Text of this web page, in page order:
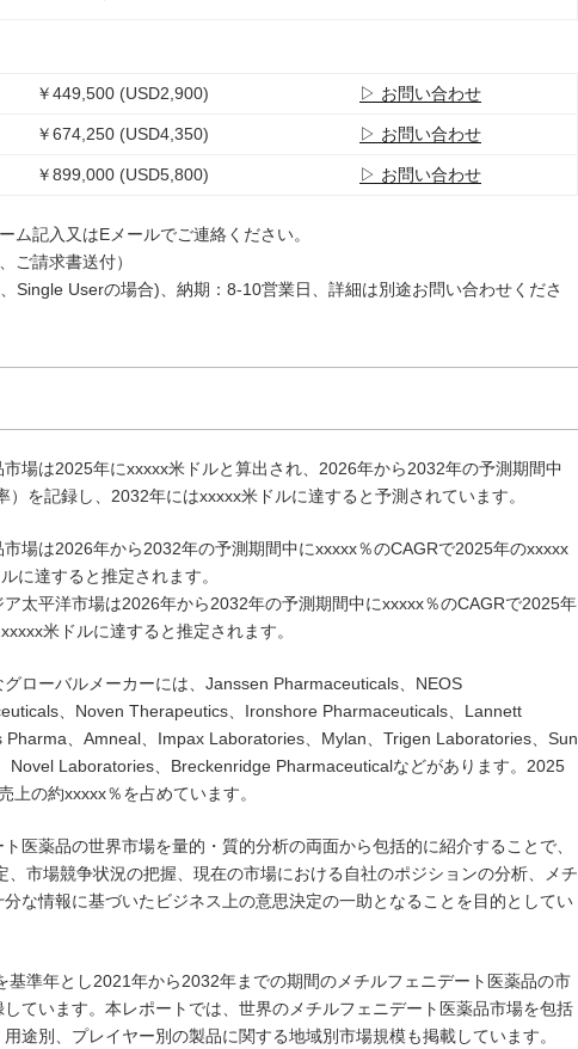
￥449,500 (USD2,900) ▷ お問い合わせ
￥674,250 (USD4,350) ▷ お問い合わせ
￥899,000 (USD5,800) ▷ お問い合わせ
ム記入又はEメールでご連絡ください。
ご請求書送付）
Single Userの場合)、納期：8-10営業日、詳細は別途お問い合わせくださ
場は2025年にxxxxx米ドルと算出され、2026年から2032年の予測期間中
）を記録し、2032年にはxxxxx米ドルに達すると予測されています。
場は2026年から2032年の予測期間中にxxxxx％のCAGRで2025年のxxxxx
に達すると推定されます。
太平洋市場は2026年から2032年の予測期間中にxxxxx％のCAGRで2025年
米ドルに達すると推定されます。
ローバルメーカーには、Janssen Pharmaceuticals、NEOS
、Noven Therapeutics、Ironshore Pharmaceuticals、Lannett
Pharma、Amneal、Impax Laboratories、Mylan、Trigen Laboratories、Sun
Novel Laboratories、Breckenridge Pharmaceuticalなどがあります。2025
上の約xxxxx％を占めています。
医薬品の世界市場を量的・質的分析の両面から包括的に紹介することで、
、市場競争状況の把握、現在の市場における自社のポジションの分析、メチ
な情報に基づいたビジネス上の意思決定の一助となることを目的としてい
基準年とし2021年から2032年までの期間のメチルフェニデート医薬品の市
ています。本レポートでは、世界のメチルフェニデート医薬品市場を包括
途別、プレイヤー別の製品に関する地域別市場規模も掲載しています。